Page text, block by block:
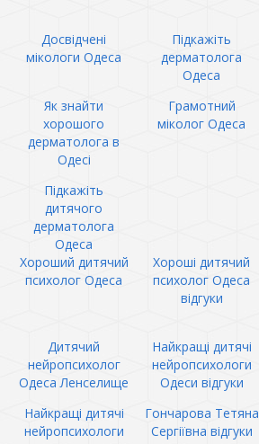
Досвідчені
мікологи Одеса
Підкажіть
дерматолога
Одеса
Як знайти
хорошого
дерматолога в
Одесі
Грамотний
міколог Одеса
Підкажіть
дитячого
дерматолога
Одеса
Хороший дитячий
психолог Одеса
Хороші дитячий
психолог Одеса
відгуки
Дитячий
нейропсихолог
Одеса Ленселище
Найкращі дитячі
нейропсихологи
Одеси відгуки
Найкращі дитячі
нейропсихологи
Гончарова Тетяна
Сергіївна відгуки